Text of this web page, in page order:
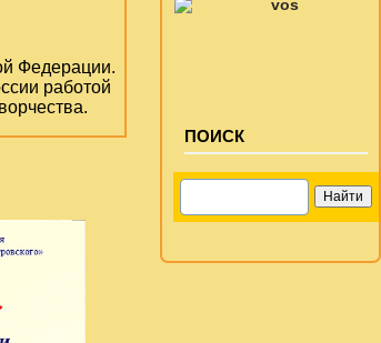
Федерации.
работой
ПОИСК